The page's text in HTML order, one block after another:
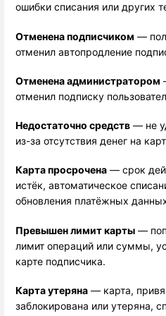
ошибки списания или других
Отменена подписчиком —
отменил автопродление
Отменена администратором
отменил подписку
Недостаточно средств — не
из-за отсутствия денег на
Карта просрочена — срок
истёк, автоматическое
обновления платёжных
Превышен лимит карты —
лимит операций или суммы,
карте подписчика.
Карта утеряна — карта,
заблокирована или утеряна,